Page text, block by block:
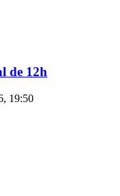
de 12h
19:50